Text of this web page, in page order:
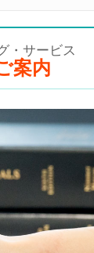
・サービス
案内